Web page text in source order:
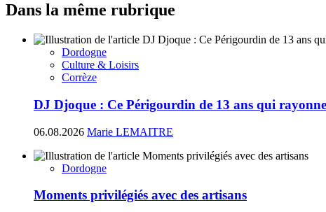
Dans la même rubrique
Dordogne
Culture & Loisirs
Corrèze
DJ Djoque : Ce Périgourdin de 13 ans qui rayonne
06.08.2026 Marie LEMAITRE
Dordogne
Moments privilégiés avec des artisans